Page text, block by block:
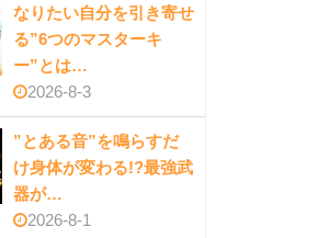
なりたい自分を引き寄せ
る”6つのマスターキ
ー”とは…
2026-8-3
”とある音”を鳴らすだ
け身体が変わる!?最強武
器が…
2026-8-1